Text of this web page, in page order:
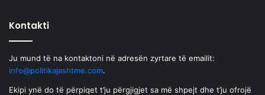
Kontakti
Ju mund të na kontaktoni në adresën zyrtare të emailit:
info@politikajashtme.com.
Ekipi ynë do të përpiqet t’ju përgjigjet sa më shpejt dhe t’ju ofrojë